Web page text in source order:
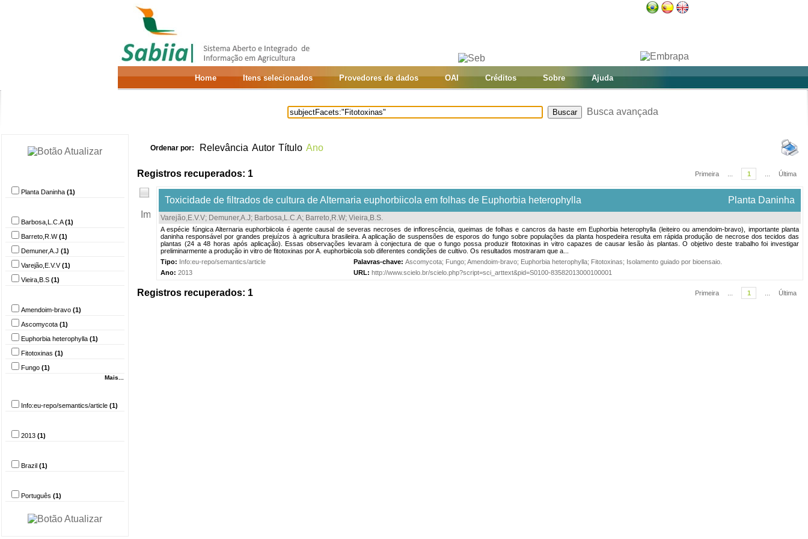
Home Itens selecionados Provedores de dados OAI Créditos Sobre Ajuda
Busca avançada
Planta Daninha (1)
Barbosa,L.C.A(1)
Barreto,R.W(1)
Demuner,A.J (1)
Varejão,E.V.V(1)
Vieira,B.S (1)
Amendoim-bravo (1)
Ascomycota (1)
Euphorbia heterophylla (1)
Fitotoxinas (1)
Fungo (1)
Mais...
Info:eu-repo/semantics/article (1)
2013 (1)
Brazil (1)
Português (1)
Ordenar por: Relevância Autor Título Ano
Registros recuperados: 1 Primeira 1 Última
Toxicidade de filtrados de cultura de Alternaria euphorbiicola em folhas de Euphorbia heterophylla Planta Daninha
Varejão,E.V.V; Demuner,A.J; Barbosa,L.C.A; Barreto,R.W; Vieira,B.S.
A espécie fúngica Alternaria euphorbiicola é agente causal de severas necroses de inflorescência, queimas de folhas e cancros da haste em Euphorbia heterophylla (leiteiro ou amendoim-bravo), importante planta
daninha responsável por grandes prejuízos à agricultura brasileira. A aplicação de suspensões de esporos do fungo sobre populações da planta hospedeira resulta em rápida produção de necrose dos tecidos das
plantas (24 a 48 horas após aplicação). Essas observações levaram à conjectura de que o fungo possa produzir fitotoxinas in vitro capazes de causar lesão às plantas. O objetivo deste trabalho foi investigar
preliminarmente a produção in vitro de fitotoxinas por A. euphorbiicola sob diferentes condições de cultivo. Os resultados mostraram que a...
Tipo: Info:eu-repo/semantics/article Palavras-chave: Ascomycota; Fungo; Amendoim-bravo; Euphorbia heterophylla; Fitotoxinas; Isolamento guiado por bioensaio
Ano: 2013 URL: http://www.scielo.br/scielo.php?script=sci_arttext&pid=S0100-83582013000100001
Registros recuperados: 1 Primeira 1 Última